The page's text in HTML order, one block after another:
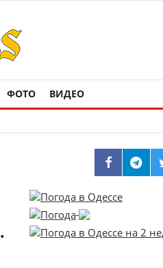
ФОТО ВИДЕО